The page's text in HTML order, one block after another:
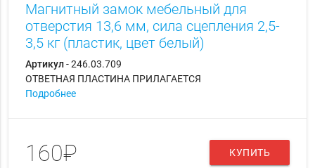
Магнитный замок мебельный для
отверстия 13,6 мм, сила сцепления 2,5-
3,5 кг (пластик, цвет белый)
Артикул- 246.03.709
ОТВЕТНАЯ ПЛАСТИНА ПРИЛАГАЕТСЯ
Подробнее
160₽ КУПИТЬ